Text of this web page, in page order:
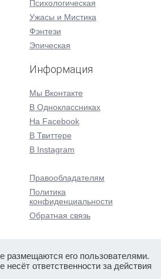
Психологическая
Ужасы и Мистика
Фэнтези
Эпическая
Информация
Мы Вконтакте
В Одноклассниках
На Facebook
В Твиттере
В Instagram
Правообладателям
Политика
конфиденциальности
Обратная связь
размещаются его пользователями.
несёт ответственности за действия